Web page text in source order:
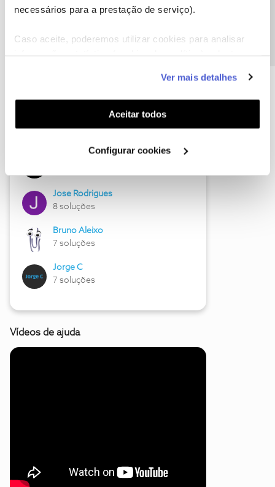
necessários para a prestação de serviço).
Caso aceite, poderemos utilizar cookies para analisar
funcionalidades (cookies de personalização e
funcionalidade) e adaptar anúncios aos seus interesses
(cookies de publicidade personalizada). Pode gerir a
utilização dos cookies clicando em "Configurar
Ver mais detalhes
Aceitar todos
Configurar cookies
Hall of Fame de junho
Jose Rodrigues
8 soluções
Bruno Aleixo
7 soluções
Jorge C
7 soluções
Vídeos de ajuda